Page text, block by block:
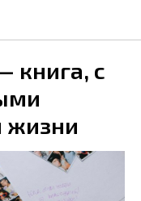
книга, с
жизни